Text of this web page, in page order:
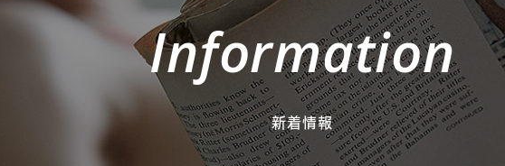
Information
新着情報